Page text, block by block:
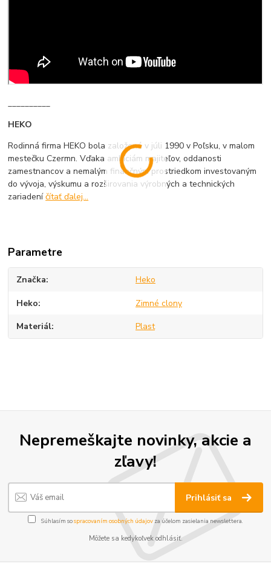
__________
HEKO
Rodinná firma HEKO bola založená v júli 1990 v Poľsku, v malom
mestečku Czermn. Vďaka ambíciám majiteľov, oddanosti
zamestnancov a nemalým finančným prostriedkom investovaným
do vývoja, výskumu a rozširovania výrobných a technických
zariadeníčítať ďalej...
Parametre
Značka Heko
Heko Zimné clony
Materiál Plast
Nepremeškajte novinky, akcie a
zľavy!
Prihlásiť sa
Súhlasím sospracovaním osobných údajov za účelom zasielania newslettera.
Môžete sa kedykoľvek odhlásiť.